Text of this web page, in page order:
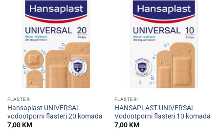
FLASTERI
Hansaplast UNIVERSAL
vodootporni flasteri 20 komada
7,00KM
FLASTERI
HANSAPLAST UNIVERSAL
Vodootporni flasteri 10 komada
7,00KM